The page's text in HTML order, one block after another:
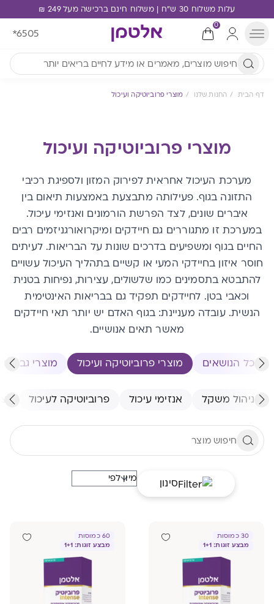
עלות משלוח 30 ש"ח | משלוח חינם ברכישה מעל 249 ₪
0
*6505
דף הבית החנות שלנו מוצרי פרוביוטיקה ועיכול
מוצרי פרוביוטיקה ועיכול
מערכת העיכול אחראית לפירוק המזון ולספיגת רכיבי
התזונה בגוף. פעילותה מתבצעת באמצעות תיאום בין
איברים שונים, לצד הפרשת הורמונים ואנזימי עיכול.
במערכת זו מתגוררים גם חיידקים ומיקרואורגניזמים רבים
החיים בגוף ומשפיעים בדרכים שונות על הבריאות. לעיתים
חוסר איזון בחיידקי המעי או קשיים בתהליך העיכול עשויים
להתבטא בתסמינים כמו שלשולים, עצירות, נפיחות בטנית
וכאבי בטן. לחיידקים תפקיד גם בבריאות האינטימית
הנשית. עובדה מעניינת: בגוף האדם יש יותר תאי חיידקים
מאשר תאים אנושיים.
כל הנושאים מוצרי פרוביוטיקה ועיכול מוצרי גברים
ניהול משקל אנזימי עיכול פרוביוטיקה לעיכול
סינון
30 כמוסות
מבצע זוגות: 1+1
60 כמוסות
מבצע זוגות: 1+1